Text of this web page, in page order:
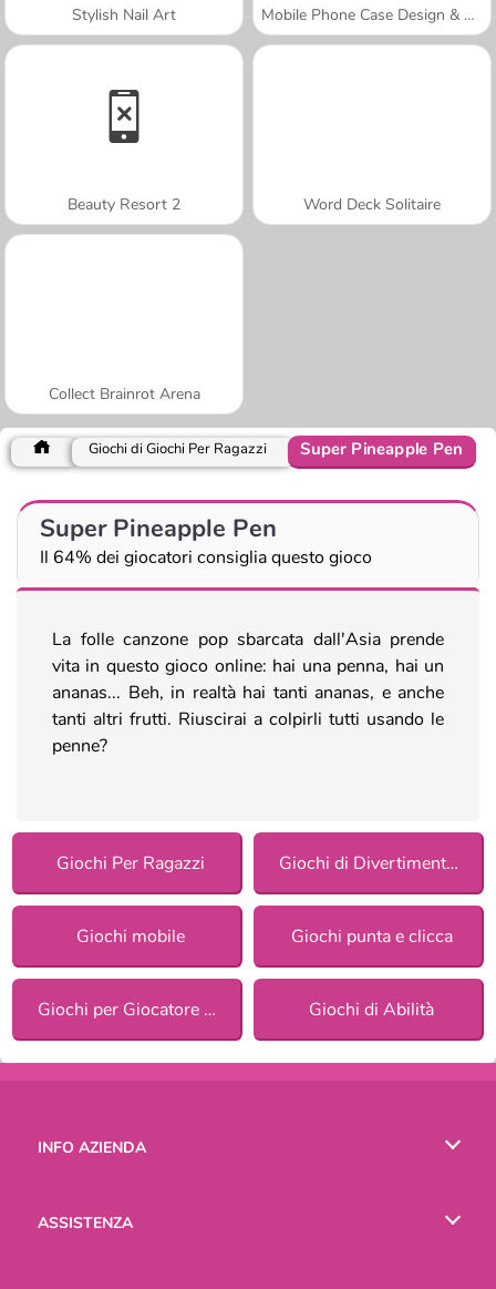
Stylish Nail Art Mobile Phone Case Design & DIY
Beauty Resort 2 Word Deck Solitaire
Collect Brainrot Arena
Giochi di Giochi Per Ragazzi Super Pineapple Pen
Super Pineapple Pen
Il 64% dei giocatori consiglia questo gioco
La folle canzone pop sbarcata dall'Asia prende
vita in questo gioco online: hai una penna, hai un
ananas... Beh, in realtà hai tanti ananas, e anche
tanti altri frutti. Riuscirai a colpirli tutti usando le
penne?
Giochi Per Ragazzi Giochi di Divertimento per ragazze
Giochi mobile Giochi punta e clicca
Giochi per Giocatore Singolo Giochi di Abilità
INFO AZIENDA
ASSISTENZA